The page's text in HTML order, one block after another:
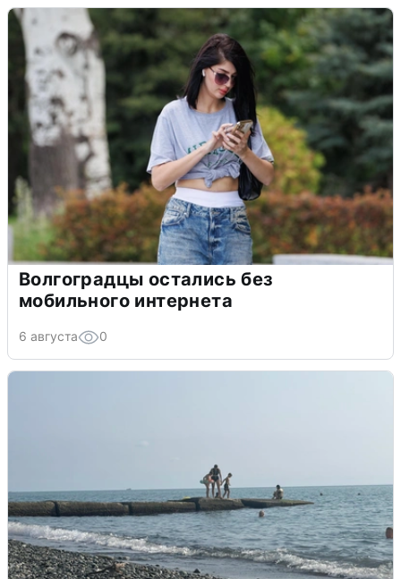
Волгоградцы остались без
мобильного интернета
6 августа 0